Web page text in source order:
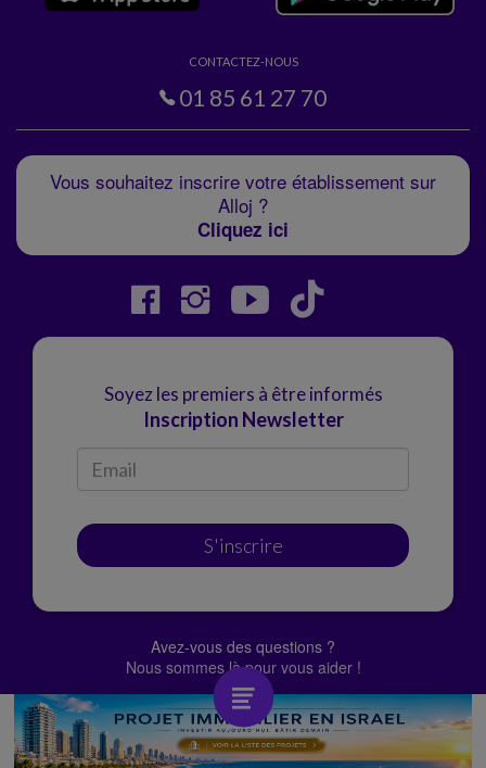
CONTACTEZ-NOUS
01 85 61 27 70
Vous souhaitez inscrire votre établissement sur
Alloj ?
Cliquez ici
Soyez les premiers à être informés
Inscription Newsletter
S'inscrire
Avez-vous des questions ?
Nous sommes là pour vous aider !